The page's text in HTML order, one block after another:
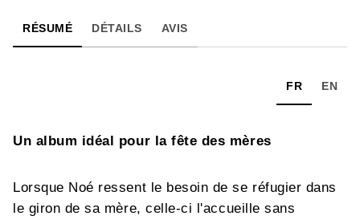
RÉSUMÉ DÉTAILS AVIS
FR EN
Un album idéal pour la fête des mères
Lorsque Noé ressent le besoin de se réfugier dans
le giron de sa mère, celle-ci l'accueille sans